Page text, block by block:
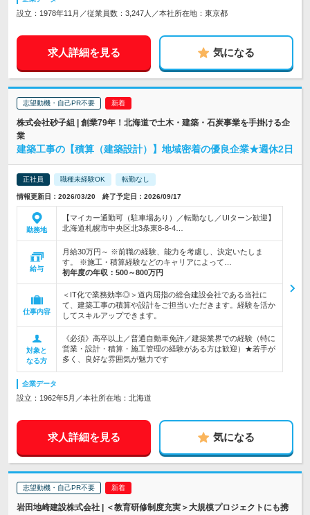
設立：1978年11月／従業員数：3,247人／本社所在地：東京都
求人詳細を見る 気になる
志望動機・自己PR不要
株式会社砂子組 | 創業79年！北海道で土木・建築・石炭事業を手掛ける企
業
建築工事の【積算（建築設計）】地域密着の優良企業★週休2日
正社員 職種未経験OK 転勤なし
情報更新日：2026/03/20 終了予定日：2026/09/17
勤務地
【マイカー通勤可（駐車場あり）／転勤なし／UIターン歓迎】
北海道札幌市中央区北3条東8-8-4…
給与
月給30万円～ ※前職の経験、能力を考慮し、決定いたしま
す。 ※施工・積算経験などのキャリアによって…
初年度の年収： 500～800万円
仕事内容
＜IT化で業務効率◎＞道内屈指の総合建設会社である当社に
て、建築工事の積算や設計をご担当いただきます。経験を活か
してスキルアップできます。
対象と
なる方
《必須》高卒以上／普通自動車免許／建築業界での経験（特に
営業・設計・積算・施工管理の経験がある方は歓迎）★若手が
多く、良好な雰囲気が魅力です
企業データ
設立：1962年5月／本社所在地：北海道
求人詳細を見る 気になる
志望動機・自己PR不要
岩田地崎建設株式会社 | ＜教育研修制度充実＞大規模プロジェクトにも携